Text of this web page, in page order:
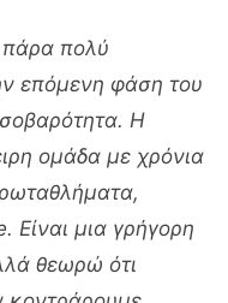
πάρα πολύ
επόμενη φάση του
Η
ομάδα με χρόνια
Είναι μια γρήγορη
θεωρώ ότι